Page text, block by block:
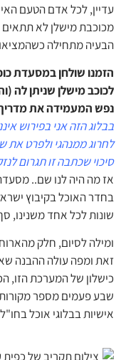
עדיין, לכל אדם הטעם
מכוכבת מישלן לא
הבעיה מתחילה
נפש המעמידה את מדריך
בבלוג הזה אני בפירוש
לחרוג ממנהגי ולפרט את
סיכוי שכתבה זו תגרום
אז מה היה לנו שם..
בחדר האוכל בקיבוץ
שונות לכל אחד משנינו,
ומילה לסיום, חלק
זאת ומפה עולה ההבנה
כישלון של המערכת הזו,
שבע פעמים מספר
אישיות בבלוגי אוכל